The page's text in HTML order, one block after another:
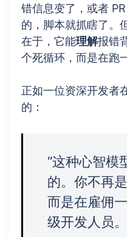
错信息变了，或者
的，脚本就抓瞎了。
在于，它能理解报错
个死循环，而是在跑
正如一位资深开发者
的：
“这种心智模
的。你不再
而是在雇佣
级开发人员